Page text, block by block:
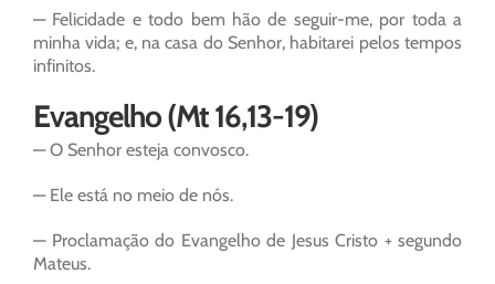
— Felicidade e todo bem hão de seguir-me, por toda a
minha vida; e, na casa do Senhor, habitarei pelos tempos
infinitos.
Evangelho (Mt 16,13-19)
— O Senhor esteja convosco.
— Ele está no meio de nós.
— Proclamação do Evangelho de Jesus Cristo + segundo
Mateus.